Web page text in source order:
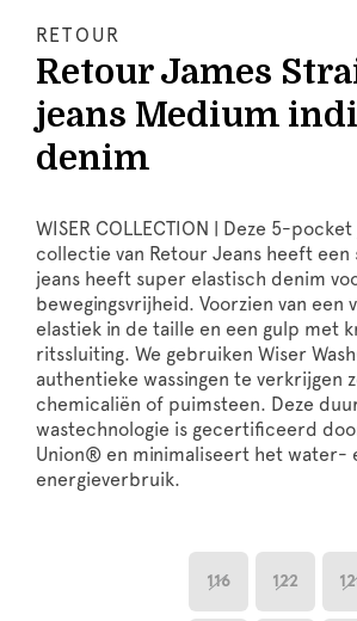
RETOUR
Retour James
jeans Medium
denim
WISER COLLECTION | Deze 5-
collectie van Retour Jeans heeft
jeans heeft super elastisch denim
bewegingsvrijheid. Voorzien van een
elastiek in de taille en een gulp met
ritssluiting. We gebruiken Wiser
authentieke wassingen te verkrijgen
chemicaliën of puimsteen. Deze
wastechnologie is gecertificeerd
Union® en minimaliseert het water-
energieverbruik.
116 122